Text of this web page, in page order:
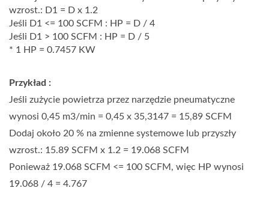
wzrost.: D1 = D x 1.2
Jeśli D1 <= 100 SCFM : HP = D / 4
Jeśli D1 > 100 SCFM : HP = D / 5
* 1 HP = 0.7457 KW
Przykład :
Jeśli zużycie powietrza przez narzędzie pneumatyczne
wynosi 0,45 m3/min = 0,45 x 35,3147 = 15,89 SCFM
Dodaj około 20 % na zmienne systemowe lub przyszły
wzrost.: 15.89 SCFM x 1.2 = 19.068 SCFM
Ponieważ 19.068 SCFM <= 100 SCFM, więc HP wynosi
19.068 / 4 = 4.767